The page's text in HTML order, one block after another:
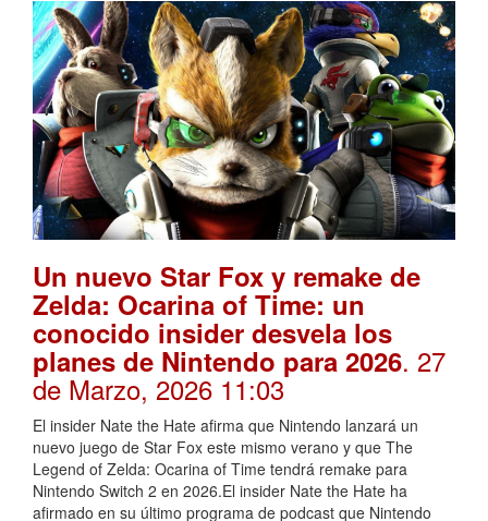
Un nuevo Star Fox y remake de
Zelda: Ocarina of Time: un
conocido insider desvela los
planes de Nintendo para 2026. 27
de Marzo, 2026 11:03
El insider Nate the Hate afirma que Nintendo lanzará un
nuevo juego de Star Fox este mismo verano y que The
Legend of Zelda: Ocarina of Time tendrá remake para
Nintendo Switch 2 en 2026.El insider Nate the Hate ha
afirmado en su último programa de podcast que Nintendo